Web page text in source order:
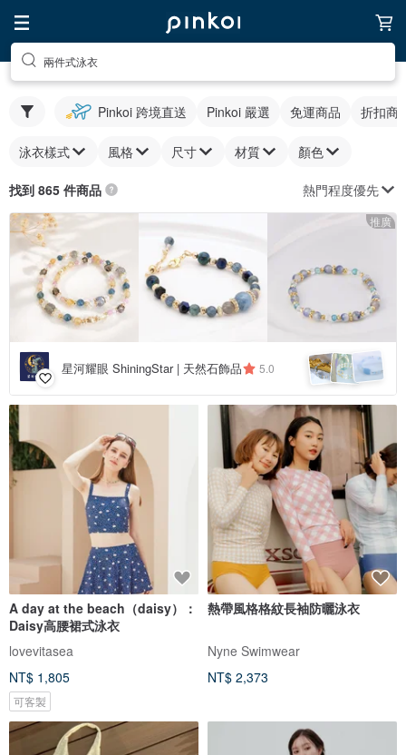
兩件式泳衣
Pinkoi 跨境直送 Pinkoi 嚴選 免運商品 折扣商
泳衣樣式 風格 尺寸 材質 顏色
找到 865 件商品 熱門程度優先
推廣
星河耀眼 ShiningStar | 天然石飾品 5.0
A day at the beach（daisy）：
Daisy高腰裙式泳衣
lovevitasea
NT$ 1,805
可客製
熱帶風格格紋長袖防曬泳衣
Nyne Swimwear
NT$ 2,373